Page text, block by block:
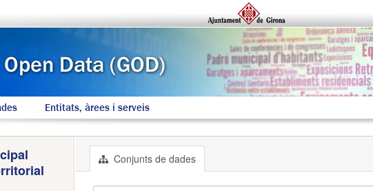
Entitats, àrees i serveis
Conjunts de dades